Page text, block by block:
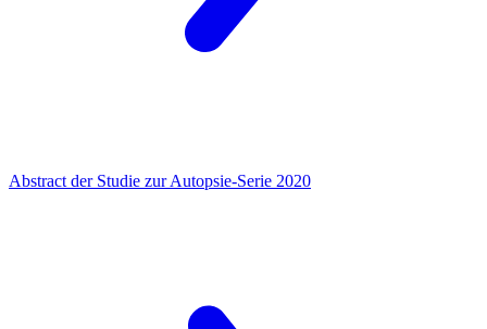
Abstract der Studie zur Autopsie-Serie 2020